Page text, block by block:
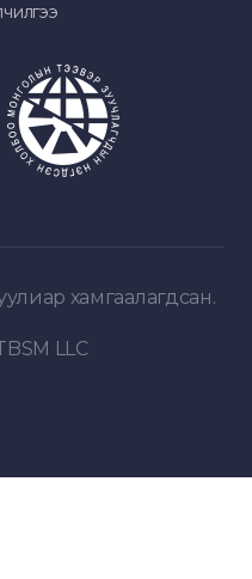
хамгаалагдсан.
LLC